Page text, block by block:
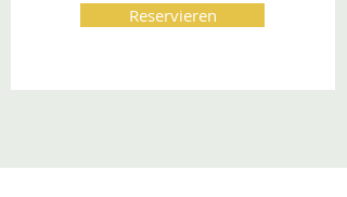
Reservieren